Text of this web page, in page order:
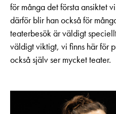
för många det första ansiktet
därför blir han också för
teaterbesök är väldigt
väldigt viktigt, vi finns här för
också själv ser mycket teater.